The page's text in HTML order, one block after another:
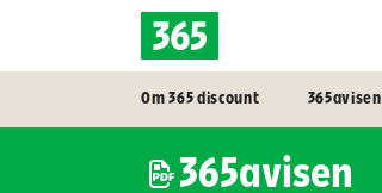
Om 365 discount 365avisen
365avisen